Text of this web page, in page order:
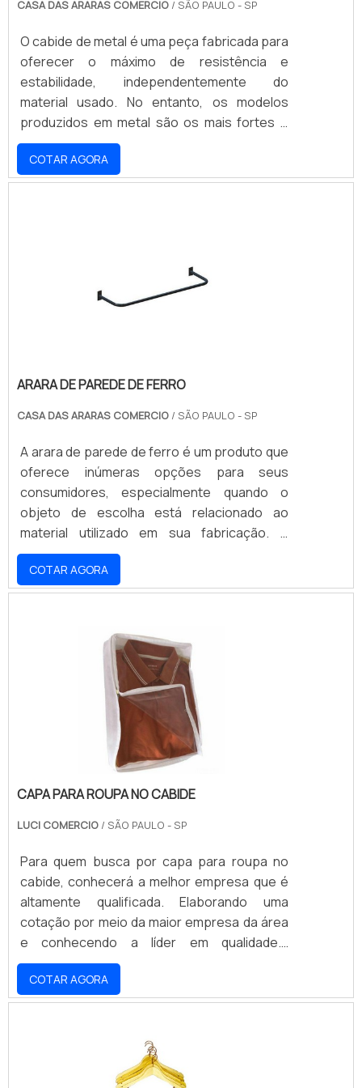
CASA DAS ARARAS COMERCIO / SÃO PAULO - SP
O cabide de metal é uma peça fabricada para
oferecer o máximo de resistência e
estabilidade, independentemente do
material usado. No entanto, os modelos
produzidos em metal são os mais fortes e
seguros dentre as opções possíveis,
embora o seu valor seja um pouco maior em
comparação aos demais modelos. Contudo,
totalmente cromada e acabamento que
garante a sua proteção completa .
COTAR AGORA
ARARA DE PAREDE DE FERRO
CASA DAS ARARAS COMERCIO / SÃO PAULO - SP
A arara de parede de ferro é um produto que
oferece inúmeras opções para seus
consumidores, especialmente quando o
objeto de escolha está relacionado ao
material utilizado em sua fabricação. A
versão produzida em ferro é a mais
resistente do mercado, com capacidade de
carga mais elevada que os modelos
SUPORTAR ATÉ 25KGO suporte de ferro,
portanto, pode suportar até 25kg de carga,
graças à sua estrutura tubular fabricada em
uma única peça, sem a presença de solda.
COTAR AGORA
CAPA PARA ROUPA NO CABIDE
LUCI COMERCIO / SÃO PAULO - SP
Para quem busca por capa para roupa no
cabide, conhecerá a melhor empresa que é
altamente qualificada. Elaborando uma
cotação por meio da maior empresa da área
e conhecendo a líder em qualidade.É
importante lembrar que o produto deve ser
adquirido com empresas especializadas.
Esse tipo de cuidado ajuda a garantir a
de evitar prejuízos com substituições
frequentes de produtos que não cumprem
com suas funções adequadamente. Assim, é
COTAR AGORA